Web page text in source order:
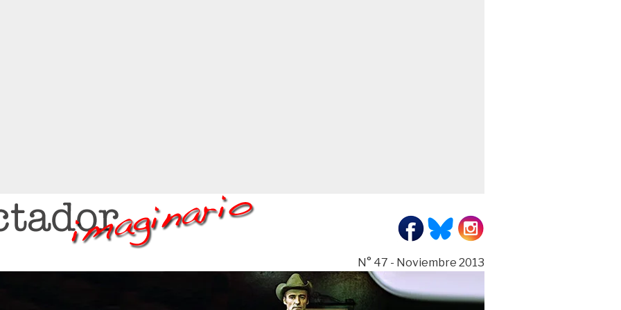
N° 47 - Noviembre 2013